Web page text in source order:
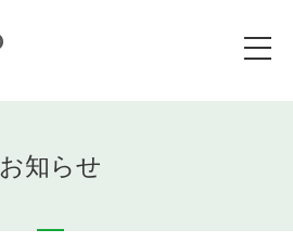
お知らせ